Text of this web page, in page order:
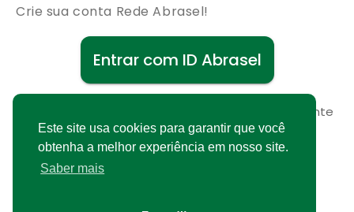
Este site usa cookies para garantir que você
obtenha a melhor experiência em nosso site.
Saber mais
Crie sua conta Rede Abrasel!
Entrar com ID Abrasel
Cadastre-se gratuitamente